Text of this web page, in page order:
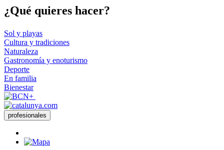
¿Qué quieres hacer?
Sol y playas
Cultura y tradiciones
Naturaleza
Gastronomía y enoturismo
Deporte
En familia
Bienestar
profesionales